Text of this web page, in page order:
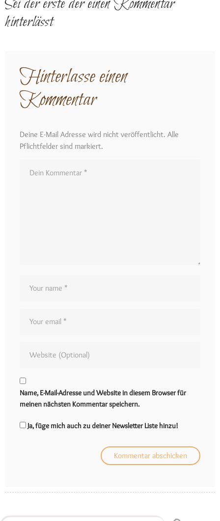
Sei der erste der einen Kommentar
hinterlässt
Hinterlasse einen
Kommentar
Deine E-Mail Adresse wird nicht veröffentlicht. Alle
Pflichtfelder sind markiert.
Name, E-Mail-Adresse und Website in diesem Browser für
meinen nächsten Kommentar speichern.
Ja, füge mich auch zu deiner Newsletter Liste hinzu!